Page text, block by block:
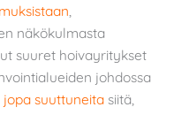
näkökulmasta
suuret hoivayritykset
johdossa
suuttuneitasiitä,